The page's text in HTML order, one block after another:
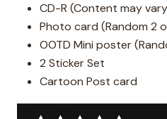
CD-R (Content may
Photo card (Random 2
OOTD Mini poster
2 Sticker Set
Cartoon Post card